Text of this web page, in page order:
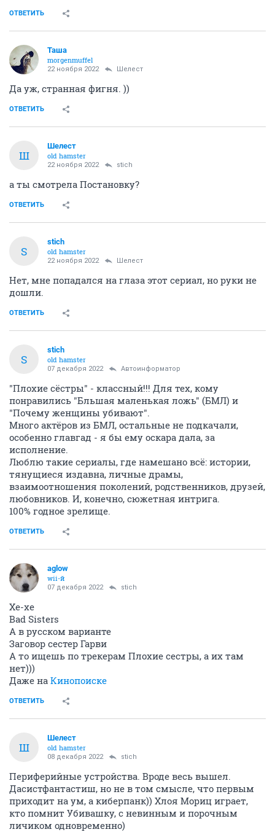
ОТВЕТИТЬ
Таша
morgenmuffel
22 ноября 2022 Шелест
Да уж, странная фигня. ))
ОТВЕТИТЬ
Ш
Шелест
old hamster
22 ноября 2022 stich
а ты смотрела Постановку?
ОТВЕТИТЬ
S
stich
old hamster
22 ноября 2022 Шелест
Нет, мне попадался на глаза этот сериал, но руки не
дошли.
ОТВЕТИТЬ
S
stich
old hamster
07 декабря 2022 Автоинформатор
"Плохие сёстры" - классный!!! Для тех, кому
понравились "Бльшая маленькая ложь" (БМЛ) и
"Почему женщины убивают".
Много актёров из БМЛ, остальные не подкачали,
особенно главгад - я бы ему оскара дала, за
исполнение.
Люблю такие сериалы, где намешано всё: истории,
тянущиеся издавна, личные драмы,
взаимоотношения поколений, родственников, друзей,
любовников. И, конечно, сюжетная интрига.
100% годное зрелище.
ОТВЕТИТЬ
aglow
wii-й
07 декабря 2022 stich
Хе-хе
Bad Sisters
А в русском варианте
Заговор сестер Гарви
А то ищешь по трекерам Плохие сестры, а их там
нет)))
Даже на Кинопоиске
ОТВЕТИТЬ
Ш
Шелест
old hamster
08 декабря 2022 stich
Периферийные устройства. Вроде весь вышел.
Дасистфантастиш, но не в том смысле, что первым
приходит на ум, а киберпанк)) Хлоя Мориц играет,
кто помнит Убивашку, с невинным и порочным
личиком одновременно)